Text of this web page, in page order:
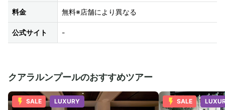
料金 無料※店舗により異なる
公式サイト -
クアラルンプールのおすすめツアー
SALE LUXURY SALE